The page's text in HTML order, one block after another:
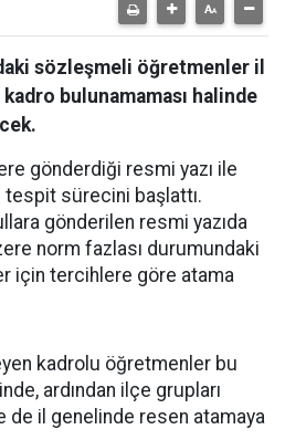
sözleşmeli öğretmenler il
bulunamaması halinde
gönderdiği resmi yazı ile
sürecini başlattı.
gönderilen resmi yazıda
norm fazlası durumundaki
için tercihlere göre atama
kadrolu öğretmenler bu
ardından ilçe grupları
de il genelinde resen atamaya